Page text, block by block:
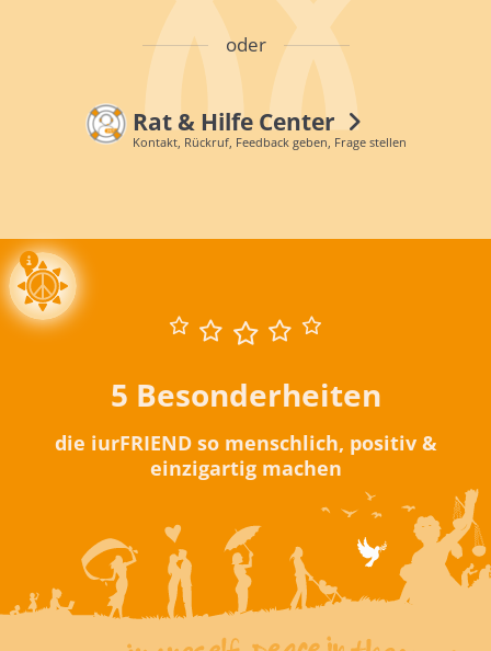
oder
Rat & Hilfe Center
Kontakt, Rückruf, Feedback geben, Frage stellen
5 Besonderheiten
die iurFRIEND so menschlich, positiv &
einzigartig machen